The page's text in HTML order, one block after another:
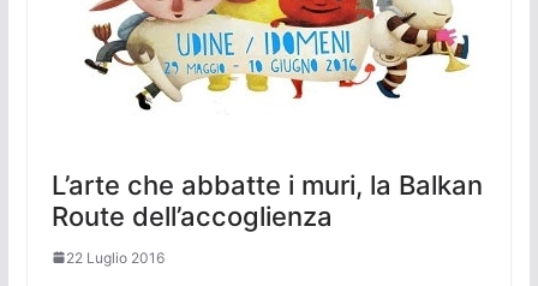
L’arte che abbatte i muri, la Balkan
Route dell’accoglienza
22 Luglio 2016